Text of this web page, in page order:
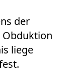
der
Obduktion
liege